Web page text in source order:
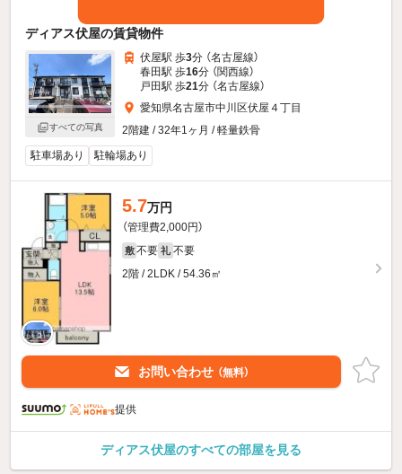
ディアス伏屋の賃貸物件
すべての写真
伏屋駅 歩3分 （名古屋線）
春田駅 歩16分 （関西線）
戸田駅 歩21分 （名古屋線）
愛知県名古屋市中川区伏屋４丁目
2階建 / 32年1ヶ月 / 軽量鉄骨
駐車場あり
駐輪場あり
5.7万円
（管理費2,000円）
敷 不要 礼 不要
2階 / 2LDK / 54.36㎡
お問い合わせ （無料）
提供
ディアス伏屋のすべての部屋を見る